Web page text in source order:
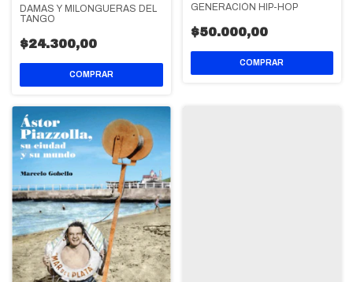
DAMAS Y MILONGUERAS DEL
TANGO
$24.300,00
GENERACIÓN HIP-HOP
$50.000,00